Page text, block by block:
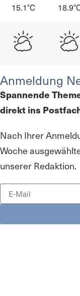
15.1°C
Anmeldung
Spannende
direkt ins
Nach Ihrer
Woche
unserer Redaktion.